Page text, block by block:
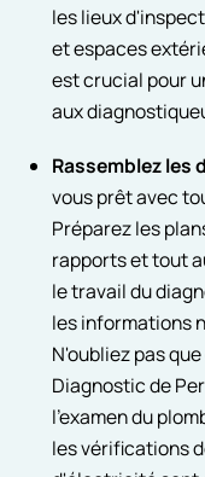
les lieux
et espaces
est crucial pour
aux
Rassemblez les
vous prêt avec
Préparez les
rapports et tout
le travail du
les informations
N'oubliez pas
Diagnostic de
l'examen du
les vérifications